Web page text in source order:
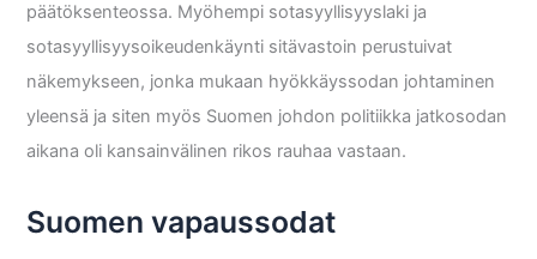
päätöksenteossa. Myöhempi sotasyyllisyyslaki ja
sotasyyllisyysoikeudenkäynti sitävastoin perustuivat
näkemykseen, jonka mukaan hyökkäyssodan johtaminen
yleensä ja siten myös Suomen johdon politiikka jatkosodan
aikana oli kansainvälinen rikos rauhaa vastaan.
Suomen vapaussodat